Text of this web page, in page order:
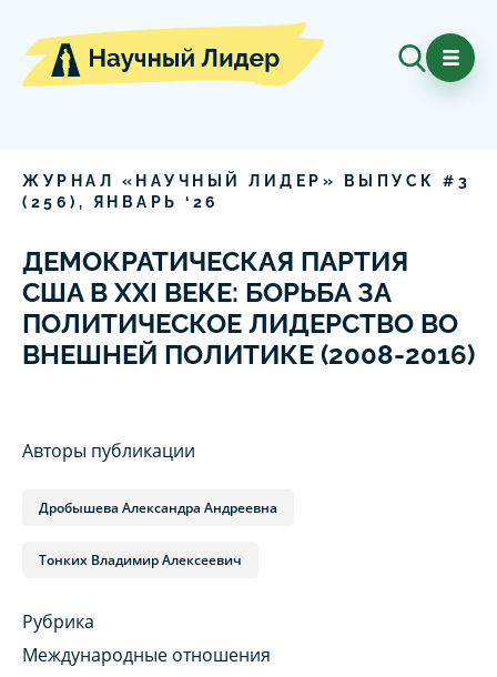
ЖУРНАЛ «НАУЧНЫЙ ЛИДЕР» ВЫПУСК # 3
( 256 ), ЯНВАРЬ ‘ 26
ДЕМОКРАТИЧЕСКАЯ ПАРТИЯ
США В XXI ВЕКЕ: БОРЬБА ЗА
ПОЛИТИЧЕСКОЕ ЛИДЕРСТВО ВО
ВНЕШНЕЙ ПОЛИТИКЕ (2008-2016)
Авторы публикации
Дробышева Александра Андреевна
Тонких Владимир Алексеевич
Рубрика
Международные отношения